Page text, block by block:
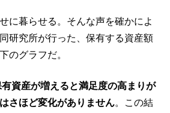
に暮らせる。そんな声を確かによ
研究所が行った、保有する資産額
のグラフだ。
資産が増えると満足度の高まりが
さほど変化がありません。この結